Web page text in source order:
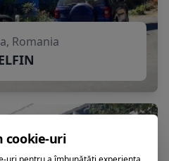
Romania
cookie-uri